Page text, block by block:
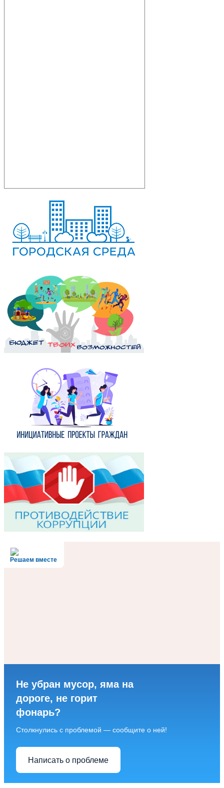
Решаем вместе
Не убран мусор, яма на
дороге, не горит
фонарь?
Столкнулись с проблемой — сообщите о ней!
Написать о проблеме